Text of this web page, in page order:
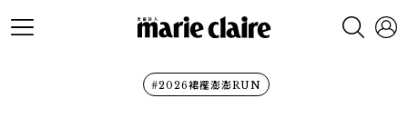
#2026裙襬澎澎RUN